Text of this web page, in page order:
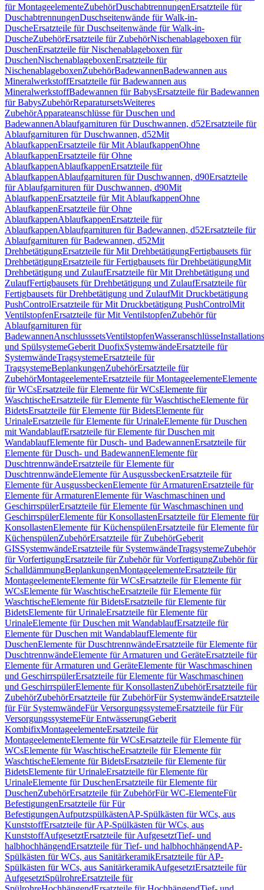
für MontageelementeZubehörDuschabtrennungenErsatzteile für
DuschabtrennungenDuschseitenwände für Walk-in-
DuscheErsatzteile für Duschseitenwände für Walk-in-
DuscheZubehörErsatzteile für ZubehörNischenablageboxen für
DuschenErsatzteile für Nischenablageboxen für
DuschenNischenablageboxenErsatzteile für
NischenablageboxenZubehörBadewannenBadewannen aus
MineralwerkstoffErsatzteile für Badewannen aus
MineralwerkstoffBadewannen für BabysErsatzteile für Badewannen
für BabysZubehörReparatursetsWeiteres
ZubehörApparateanschlüsse für Duschen und
BadewannenAblaufgarnituren für Duschwannen, d52Ersatzteile für
Ablaufgarnituren für Duschwannen, d52Mit
AblaufkappenErsatzteile für Mit AblaufkappenOhne
AblaufkappenErsatzteile für Ohne
AblaufkappenAblaufkappenErsatzteile für
AblaufkappenAblaufgarnituren für Duschwannen, d90Ersatzteile
für Ablaufgarnituren für Duschwannen, d90Mit
AblaufkappenErsatzteile für Mit AblaufkappenOhne
AblaufkappenErsatzteile für Ohne
AblaufkappenAblaufkappenErsatzteile für
AblaufkappenAblaufgarnituren für Badewannen, d52Ersatzteile für
Ablaufgarnituren für Badewannen, d52Mit
DrehbetätigungErsatzteile für Mit DrehbetätigungFertigbausets für
DrehbetätigungErsatzteile für Fertigbausets für DrehbetätigungMit
Drehbetätigung und ZulaufErsatzteile für Mit Drehbetätigung und
ZulaufFertigbausets für Drehbetätigung und ZulaufErsatzteile für
Fertigbausets für Drehbetätigung und ZulaufMit Druckbetätigung
PushControlErsatzteile für Mit Druckbetätigung PushControlMit
VentilstopfenErsatzteile für Mit VentilstopfenZubehör für
Ablaufgarnituren für
BadewannenAnschlusssetsVentilstopfenWasseranschlüsse
und SpülsystemeGeberit DuofixSystemwändeErsatzteile für
SystemwändeTragsystemeErsatzteile für
TragsystemeBeplankungenZubehörErsatzteile für
ZubehörMontageelementeErsatzteile für MontageelementeElemente
für WCsErsatzteile für Elemente für WCsElemente für
WaschtischeErsatzteile für Elemente für WaschtischeElemente für
BidetsErsatzteile für Elemente für BidetsElemente für
UrinaleErsatzteile für Elemente für UrinaleElemente für Duschen
mit WandablaufErsatzteile für Elemente für Duschen mit
WandablaufElemente für Dusch- und BadewannenErsatzteile für
Elemente für Dusch- und BadewannenElemente für
DuschtrennwändeErsatzteile für Elemente für
DuschtrennwändeElemente für AusgussbeckenErsatzteile für
Elemente für AusgussbeckenElemente für ArmaturenErsatzteile für
Elemente für ArmaturenElemente für Waschmaschinen und
GeschirrspülerErsatzteile für Elemente für Waschmaschinen und
GeschirrspülerElemente für KonsollastenErsatzteile für Elemente für
KonsollastenElemente für KüchenspülenErsatzteile für Elemente für
KüchenspülenZubehörErsatzteile für ZubehörGeberit
GISSystemwändeErsatzteile für SystemwändeTragsystemeZubehör
für VorfertigungErsatzteile für Zubehör für VorfertigungZubehör für
SchalldämmungBeplankungenMontageelementeErsatzteile für
MontageelementeElemente für WCsErsatzteile für Elemente für
WCsElemente für WaschtischeErsatzteile für Elemente für
WaschtischeElemente für BidetsErsatzteile für Elemente für
BidetsElemente für UrinaleErsatzteile für Elemente für
UrinaleElemente für Duschen mit WandablaufErsatzteile für
Elemente für Duschen mit WandablaufElemente für
DuschenElemente für DuschtrennwändeErsatzteile für Elemente für
DuschtrennwändeElemente für Armaturen und GeräteErsatzteile für
Elemente für Armaturen und GeräteElemente für Waschmaschinen
und GeschirrspülerErsatzteile für Elemente für Waschmaschinen
und GeschirrspülerElemente für KonsollastenZubehörErsatzteile für
ZubehörZubehörErsatzteile für ZubehörFür SystemwändeErsatzteile
für Für SystemwändeFür VersorgungssystemeErsatzteile für Für
VersorgungssystemeFür EntwässerungGeberit
KombifixMontageelementeErsatzteile für
MontageelementeElemente für WCsErsatzteile für Elemente für
WCsElemente für WaschtischeErsatzteile für Elemente für
WaschtischeElemente für BidetsErsatzteile für Elemente für
BidetsElemente für UrinaleErsatzteile für Elemente für
UrinaleElemente für DuschenErsatzteile für Elemente für
DuschenZubehörErsatzteile für ZubehörFür WC-ElementeFür
BefestigungenErsatzteile für Für
BefestigungenAufputzspülkästenAP-Spülkästen für WCs, aus
KunststoffErsatzteile für AP-Spülkästen für WCs, aus
KunststoffAufgesetztErsatzteile für AufgesetztTief- und
halbhochhängendErsatzteile für Tief- und halbhochhängendAP-
Spülkästen für WCs, aus SanitärkeramikErsatzteile für AP-
Spülkästen für WCs, aus SanitärkeramikAufgesetztErsatzteile für
AufgesetztSpülrohreErsatzteile für